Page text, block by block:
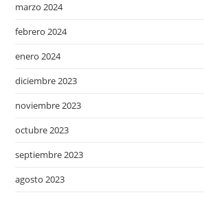
marzo 2024
febrero 2024
enero 2024
diciembre 2023
noviembre 2023
octubre 2023
septiembre 2023
agosto 2023